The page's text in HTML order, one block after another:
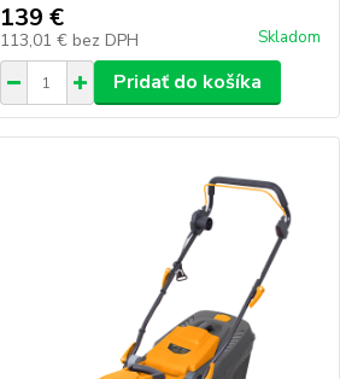
139 €
113,01 € bez DPH Skladom
Pridať do košíka